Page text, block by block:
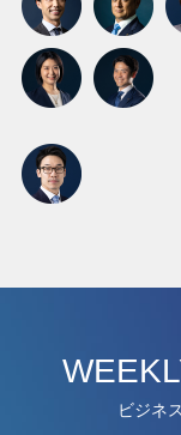
ビジネ